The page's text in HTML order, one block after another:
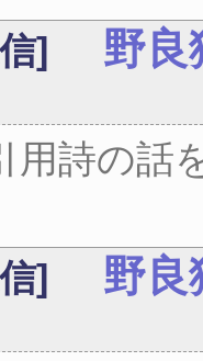
] 野良
用詩の話
] 野良